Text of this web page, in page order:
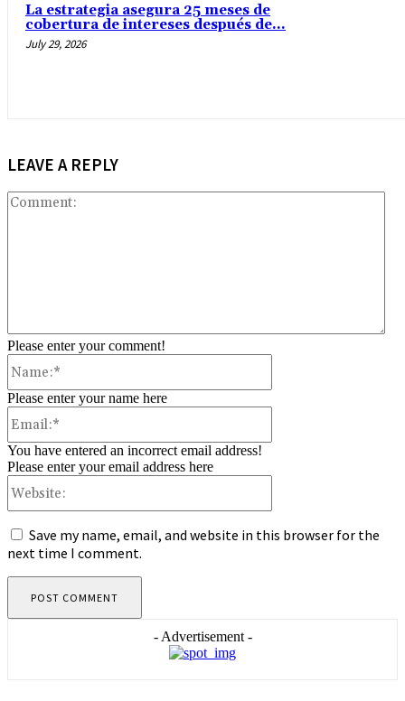
La estrategia asegura 25 meses de
cobertura de intereses después de...
July 29, 2026
LEAVE A REPLY
Please enter your comment!
Please enter your name here
You have entered an incorrect email address!
Please enter your email address here
Save my name, email, and website in this browser for the
next time I comment.
- Advertisement -